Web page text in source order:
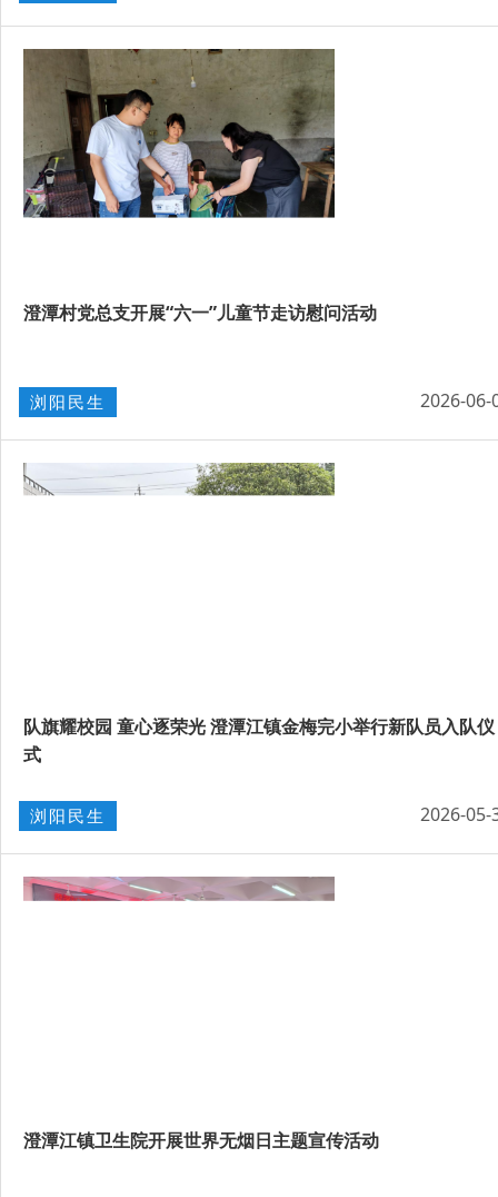
澄潭村党总支开展“六一”儿童节走访慰问活动
浏阳民生 2026-06-
队旗耀校园 童心逐荣光 澄潭江镇金梅完小举行新队员入队仪
式
浏阳民生 2026-05-
澄潭江镇卫生院开展世界无烟日主题宣传活动